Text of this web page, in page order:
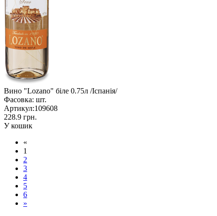
Вино "Lozano" біле 0.75л /Іспанія/
Фасовка: шт.
Артикул:109608
228.9 грн.
У кошик
«
1
2
3
4
5
6
»